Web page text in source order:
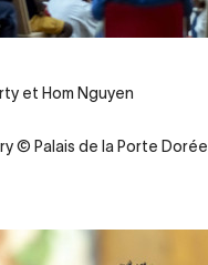
et Hom Nguyen
© Palais de la Porte Dorée